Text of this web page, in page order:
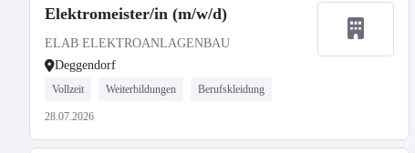
Elektromeister/in (m/w/d)
ELAB ELEKTROANLAGENBAU
Deggendorf
Vollzeit Weiterbildungen Berufskleidung
28.07.2026